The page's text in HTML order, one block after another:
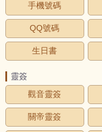
手機號碼
QQ號碼
生日書
靈簽
觀音靈簽
關帝靈簽